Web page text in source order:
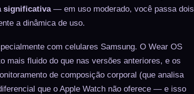
significativa— em uso moderado, você passa dois
a dinâmica de uso.
com celulares Samsung. O Wear OS
mais fluido do que nas versões anteriores, e os
de composição corporal (que analisa
que o Apple Watch não oferece — e isso